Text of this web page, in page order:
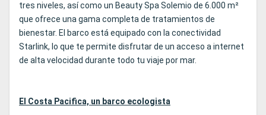
tres niveles, así como un Beauty Spa Solemio de 6.000 m²
que ofrece una gama completa de tratamientos de
bienestar. El barco está equipado con la conectividad
Starlink, lo que te permite disfrutar de un acceso a internet
de alta velocidad durante todo tu viaje por mar.
El Costa Pacifica, un barco ecologista